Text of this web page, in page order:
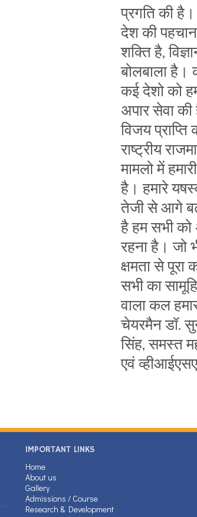
प्रगति की
देश की
शक्ति है,
बोलबाला है।
कई देशो को
अपार सेवा
विजय
राष्ट्रीय
मामलो में
है। हमारे
तेजी से आगे बढ
है हम सभी
रहना है। जो
क्षमता से पूरा
सभी का
वाला कल
चेयरमैन डॉ.
सिंह, समस्त
एवं
IMPORTANT LINKS
Home
About us
Gallery
Admissions / Course
Research & Development